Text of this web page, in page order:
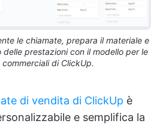
le chiamate, prepara il materiale e
prestazioni con il modello per le
di ClickUp.
di vendita di ClickUp è
e semplifica la